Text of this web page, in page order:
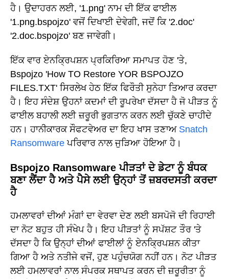
ਹੈ। ਉਦਾਹਰਨ ਲਈ, '1.png' ਨਾਮ ਦੀ ਇੱਕ ਫਾਈਲ
'1.png.bspojzo' ਵਜੋਂ ਦਿਖਾਈ ਦੇਵੇਗੀ, ਜਦੋਂ ਕਿ '2.doc'
'2.doc.bspojzo' ਬਣ ਜਾਵੇਗੀ।
ਇੱਕ ਵਾਰ ਏਨਕ੍ਰਿਪਸ਼ਨ ਪ੍ਰਕਿਰਿਆ ਸਮਾਪਤ ਹੋਣ 'ਤੇ,
Bspojzo 'How TO Restore YOR BSPOJZO
FILES.TXT' ਸਿਰਲੇਖ ਹੇਠ ਇੱਕ ਫਿਰੌਤੀ ਸੁਨੇਹਾ ਤਿਆਰ ਕਰਦਾ
ਹੈ। ਇਹ ਸੰਦੇਸ਼ ਉਹਨਾਂ ਕਦਮਾਂ ਦੀ ਰੂਪਰੇਖਾ ਦੱਸਦਾ ਹੈ ਜੋ ਪੀੜਤ ਨੂੰ
ਫਾਈਲ ਬਹਾਲੀ ਲਈ ਜ਼ਰੂਰੀ ਭੁਗਤਾਨ ਕਰਨ ਲਈ ਚੁੱਕਣੇ ਚਾਹੀਦੇ
ਹਨ। ਹਾਨੀਕਾਰਕ ਸੌਫਟਵੇਅਰ ਦਾ ਇਹ ਖਾਸ ਤਣਾਅ Snatch
Ransomware ਪਰਿਵਾਰ ਨਾਲ ਜੁੜਿਆ ਹੋਇਆ ਹੈ।
Bspojzo Ransomware ਪੀੜਤਾਂ ਦੇ ਡੇਟਾ ਨੂੰ ਬੰਧਕ
ਬਣਾ ਲੈਂਦਾ ਹੈ ਅਤੇ ਪੈਸੇ ਲਈ ਉਨ੍ਹਾਂ ਤੋਂ ਜ਼ਬਰਦਸਤੀ ਕਰਦਾ
ਹੈ
ਹਮਲਾਵਰਾਂ ਦੀਆਂ ਮੰਗਾਂ ਦਾ ਵੇਰਵਾ ਦੇਣ ਲਈ ਬਸਪੋਜੋ ਦੀ ਰਿਹਾਈ
ਦਾ ਨੋਟ ਬਹੁਤ ਹੀ ਸੰਖੇਪ ਹੈ। ਇਹ ਪੀੜਤਾਂ ਨੂੰ ਸਪੱਸ਼ਟ ਤੌਰ 'ਤੇ
ਦੱਸਦਾ ਹੈ ਕਿ ਉਨ੍ਹਾਂ ਦੀਆਂ ਫਾਈਲਾਂ ਨੂੰ ਏਨਕ੍ਰਿਪਸ਼ਨ ਕੀਤਾ
ਗਿਆ ਹੈ ਅਤੇ ਨਤੀਜੇ ਵਜੋਂ, ਹੁਣ ਪਹੁੰਚਯੋਗ ਨਹੀਂ ਹਨ। ਨੋਟ ਪੀੜਤ
ਲਈ ਹਮਲਾਵਰਾਂ ਨਾਲ ਸੰਪਰਕ ਸਥਾਪਤ ਕਰਨ ਦੀ ਜ਼ਰੂਰੀਤਾ ਨੂੰ